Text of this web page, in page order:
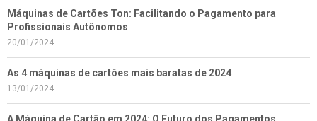
Máquinas de Cartões Ton: Facilitando o Pagamento para
Profissionais Autônomos
20/01/2024
As 4 máquinas de cartões mais baratas de 2024
13/01/2024
A Máquina de Cartão em 2024: O Futuro dos Pagamentos